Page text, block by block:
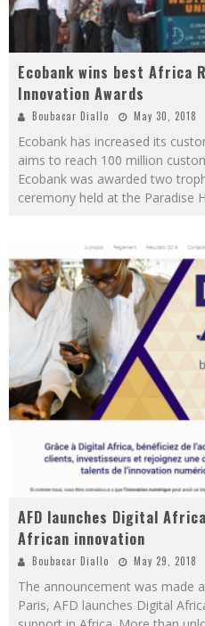
Ecobank wins best Africa
Innovation Awards
Boubacar Diallo May 30, 2018
Ecobank has increased its
aims to reach 100 million
Ecobank was awarded two
ceremony held at the Paradise
AFD launches Digital
African innovation
Boubacar Diallo May 29, 2018
The announcement was made
Paris, AFD launches Digital